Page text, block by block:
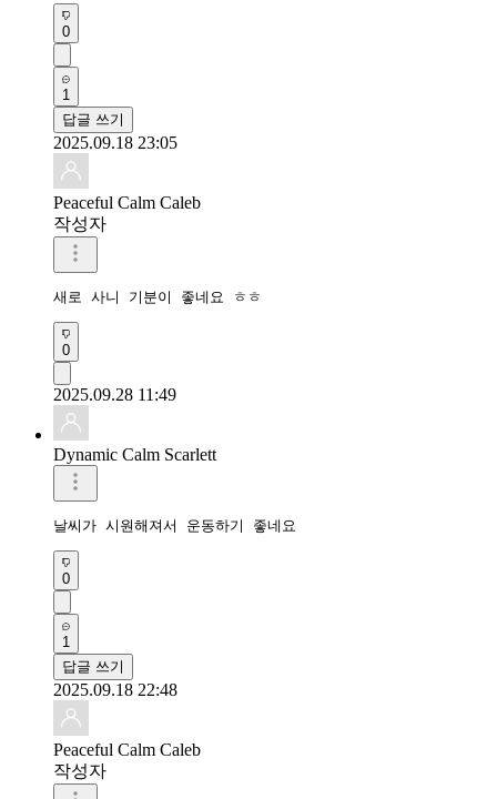
0
1
답글 쓰기
2025.09.18 23:05
Peaceful Calm Caleb
작성자
새로 사니 기분이 좋네요 ㅎㅎ
0
2025.09.28 11:49
Dynamic Calm Scarlett
날씨가 시원해져서 운동하기 좋네요
0
1
답글 쓰기
2025.09.18 22:48
Peaceful Calm Caleb
작성자